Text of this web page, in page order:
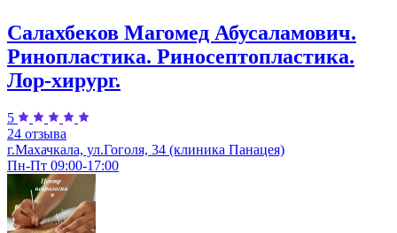
Салахбеков Магомед Абусаламович.
Ринопластика. Риносептопластика.
Лор-хирург.
5
24 отзыва
г.Махачкала, ул.Гоголя, 34 (клиника Панацея)
Пн-Пт 09:00-17:00